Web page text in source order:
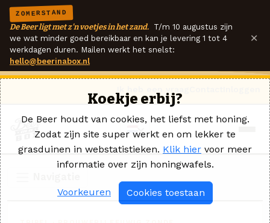
ZOMERSTAND
De Beer ligt met z'n voetjes in het zand. T/m 10 augustus zijn
we wat minder goed bereikbaar en kan je levering 1 tot 4
werkdagen duren. Mailen werkt het snelst:
hello@beerinabox.nl
×
Koekje erbij?
De Beer houdt van cookies, het liefst met honing.
Zodat zijn site super werkt en om lekker te
grasduinen in webstatistieken. Klik hier voor meer
informatie over zijn honingwafels.
Voorkeuren Cookies toestaan